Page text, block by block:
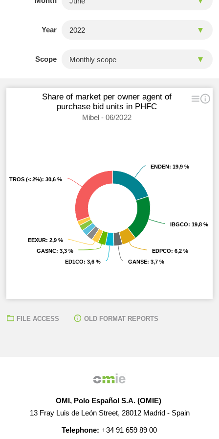
Year
Scope
Share of market per owner agent of
purchase bid units in PHFC
Mibel - 06/2022
ENDEN: 19,9 %
ENDEN: 19,9 %
IBGCO: 19,8 %
IBGCO: 19,8 %
EDPCO: 6,2 %
EDPCO: 6,2 %
GANSE: 3,7 %
GANSE: 3,7 %
ED1CO: 3,6 %
ED1CO: 3,6 %
GASNC: 3,3 %
GASNC: 3,3 %
EEXUR: 2,9 %
EEXUR: 2,9 %
OTROS (< 2%): 30,6 %
OTROS (< 2%): 30,6 %
FILE ACCESS OLD FORMAT REPORTS
OMI, Polo Español S.A. (OMIE)
13 Fray Luis de León Street, 28012 Madrid - Spain
Telephone: +34 91 659 89 00